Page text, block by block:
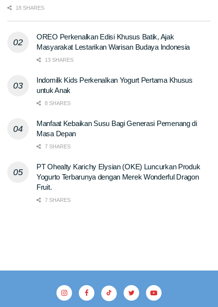
18 SHARES
OREO Perkenalkan Edisi Khusus Batik, Ajak
Masyarakat Lestarikan Warisan Budaya Indonesia
13 SHARES
Indomilk Kids Perkenalkan Yogurt Pertama Khusus
untuk Anak
8 SHARES
Manfaat Kebaikan Susu Bagi Generasi Pemenang di
Masa Depan
7 SHARES
PT Ohealty Karichy Elysian (OKE) Luncurkan Produk
Yogurto Terbarunya dengan Merek Wonderful Dragon
Fruit.
7 SHARES